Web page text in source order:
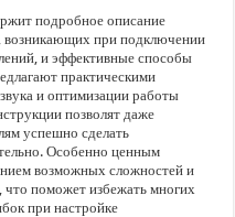
подробное описание
возникающих при подключении
и эффективные способы
практическими
и оптимизации работы
позволят даже
успешно сделать
Особенно ценным
возможных сложностей и
что поможет избежать многих
при настройке